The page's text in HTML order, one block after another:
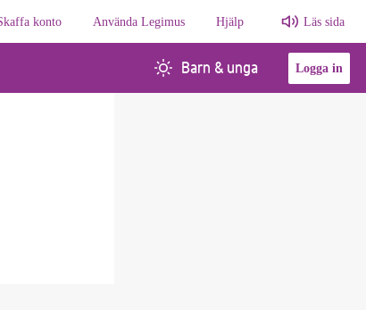
konto Använda Legimus Hjälp Läs sida
Barn & unga Logga in